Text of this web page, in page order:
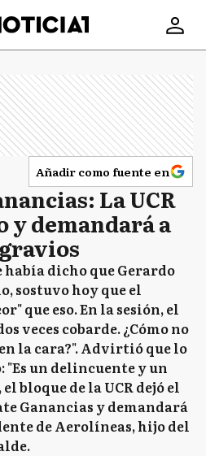
Añadir como fuente en
La UCR
y demandará a
había dicho que Gerardo
sostuvo hoy que el
que eso. En la sesión, el
veces cobarde. ¿Cómo no
la cara?". Advirtió que lo
"Es un delincuente y un
bloque de la UCR dejó el
Ganancias y demandará
de Aerolíneas, hijo del